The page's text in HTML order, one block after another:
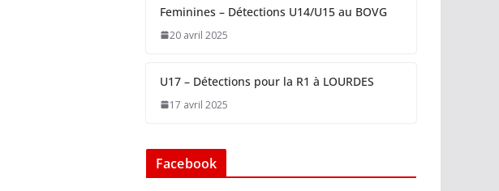
Feminines – Détections U14/U15 au BOVG
20 avril 2025
U17 – Détections pour la R1 à LOURDES
17 avril 2025
Facebook